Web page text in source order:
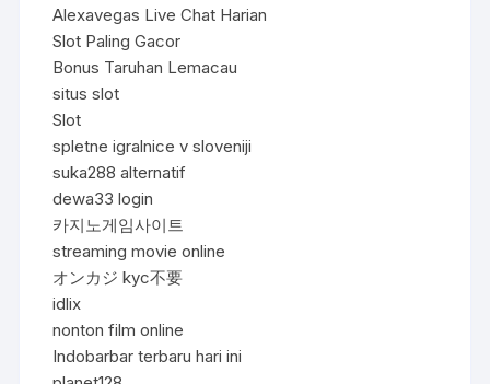
Alexavegas Live Chat Harian
Slot Paling Gacor
Bonus Taruhan Lemacau
situs slot
Slot
spletne igralnice v sloveniji
suka288 alternatif
dewa33 login
카지노게임사이트
streaming movie online
オンカジ kyc不要
idlix
nonton film online
Indobarbar terbaru hari ini